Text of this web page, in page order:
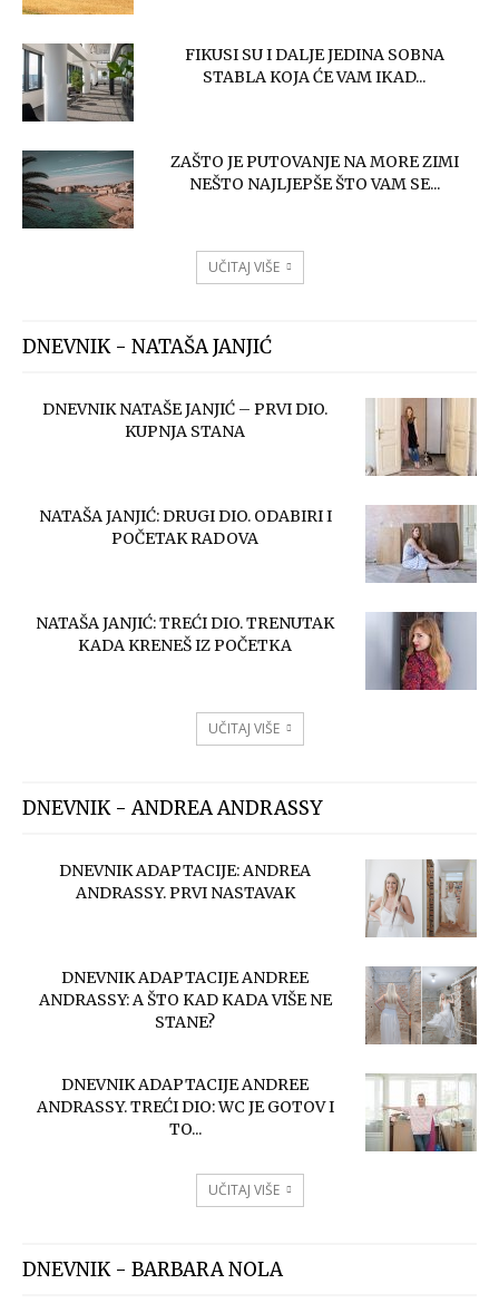
FIKUSI SU I DALJE JEDINA SOBNA
STABLA KOJA ĆE VAM IKAD...
ZAŠTO JE PUTOVANJE NA MORE ZIMI
NEŠTO NAJLJEPŠE ŠTO VAM SE...
UČITAJ VIŠE
DNEVNIK - NATAŠA JANJIĆ
DNEVNIK NATAŠE JANJIĆ – PRVI DIO.
KUPNJA STANA
NATAŠA JANJIĆ: DRUGI DIO. ODABIRI I
POČETAK RADOVA
NATAŠA JANJIĆ: TREĆI DIO. TRENUTAK
KADA KRENEŠ IZ POČETKA
UČITAJ VIŠE
DNEVNIK - ANDREA ANDRASSY
DNEVNIK ADAPTACIJE: ANDREA
ANDRASSY. PRVI NASTAVAK
DNEVNIK ADAPTACIJE ANDREE
ANDRASSY: A ŠTO KAD KADA VIŠE NE
STANE?
DNEVNIK ADAPTACIJE ANDREE
ANDRASSY. TREĆI DIO: WC JE GOTOV I
TO...
UČITAJ VIŠE
DNEVNIK - BARBARA NOLA